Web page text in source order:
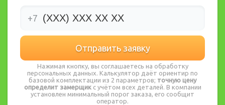
+7
Нажимая кнопку, вы соглашаетесь на обработку
персональных данных. Калькулятор даёт ориентир по
базовой комплектации из 2 параметров; точную цену
определит замерщикс учётом всех деталей. В компании
установлен минимальный порог заказа, его сообщит
оператор.